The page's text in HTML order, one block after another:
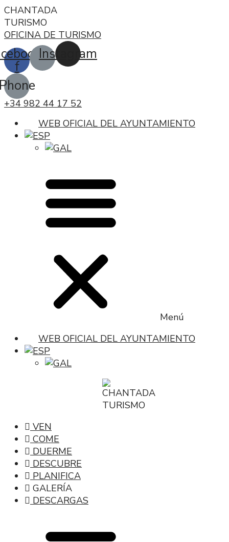
CHANTADA
TURISMO
OFICINA DE TURISMO
f
Instagram
+34 982 44 17 52
WEB OFICIAL DEL AYUNTAMIENTO
Menú
WEB OFICIAL DEL AYUNTAMIENTO
VEN
COME
DUERME
DESCUBRE
PLANIFICA
GALERÍA
DESCARGAS